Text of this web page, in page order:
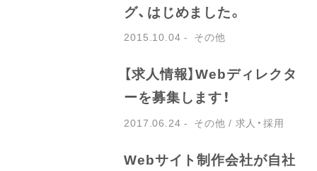
グ、はじめました。
2015.10.04 その他
【求人情報】Webディレクタ
ーを募集します！
2017.06.24 その他 求人・採用
Webサイト制作会社が自社